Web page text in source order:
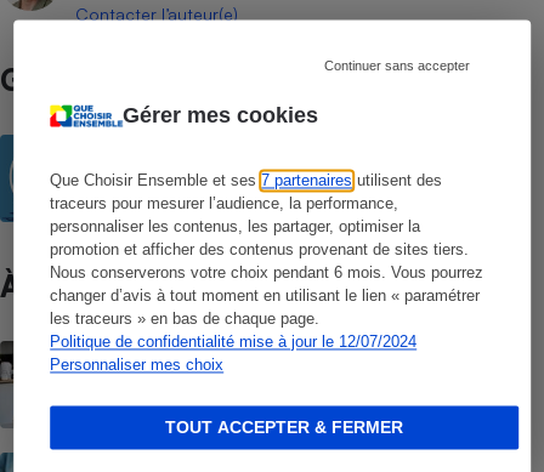
Gérer mes cookies
Que Choisir Ensemble et ses7 partenaires utilisent des
traceurs pour mesurer l’audience, la performance,
personnaliser les contenus, les partager, optimiser la
promotion et afficher des contenus provenant de sites tiers.
Nous conserverons votre choix pendant 6 mois. Vous pourrez
changer d’avis à tout moment en utilisant le lien « paramétrer
les traceurs » en bas de chaque page.
Politique de confidentialité mise à jour le 12/07/2024
Personnaliser mes choix
Continuer sans accepter
TOUT ACCEPTER & FERMER
Contacter l’auteur(e)
Guide d’achat
assurance vie
À ne pas manquer
ACTUALITÉ
Épargne - L’assurance vie en euros sur la